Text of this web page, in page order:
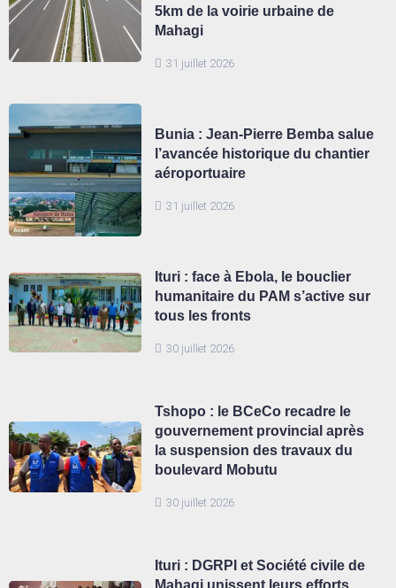
31 juillet 2026
5km de la voirie urbaine de
Mahagi
31 juillet 2026
Bunia : Jean-Pierre Bemba salue
l’avancée historique du chantier
aéroportuaire
30 juillet 2026
Ituri : face à Ebola, le bouclier
humanitaire du PAM s’active sur
tous les fronts
30 juillet 2026
Tshopo : le BCeCo recadre le
gouvernement provincial après
la suspension des travaux du
boulevard Mobutu
Ituri : DGRPI et Société civile de
Mahagi unissent leurs efforts